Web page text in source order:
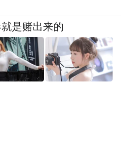
是赌出来的